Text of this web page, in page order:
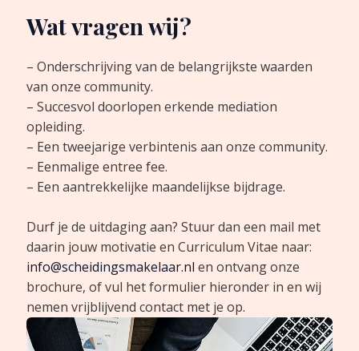
Wat vragen wij?
– Onderschrijving van de belangrijkste waarden
van onze community.
– Succesvol doorlopen erkende mediation
opleiding.
– Een tweejarige verbintenis aan onze community.
– Eenmalige entree fee.
– Een aantrekkelijke maandelijkse bijdrage.
Durf je de uitdaging aan? Stuur dan een mail met
daarin jouw motivatie en Curriculum Vitae naar:
info@scheidingsmakelaar.nl en ontvang onze
brochure, of vul het formulier hieronder in en wij
nemen vrijblijvend contact met je op.